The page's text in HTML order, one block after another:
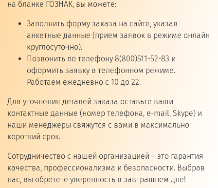
на бланке ГОЗНАК, вы можете:
Заполнить форму заказа на сайте, указав
анкетные данные (прием заявок в режиме онлайн
круглосуточно).
Позвонить по телефону 8(800)511-52-83 и
оформить заявку в телефонном режиме.
Работаем ежедневно с 10 до 22.
Для уточнения деталей заказа оставьте ваши
контактные данные (номер телефона, e-mail, Skype) и
наши менеджеры свяжутся с вами в максимально
короткий срок.
Сотрудничество с нашей организацией – это гарантия
качества, профессионализма и безопасности. Выбрав
нас, вы обретете уверенность в завтрашнем дне!